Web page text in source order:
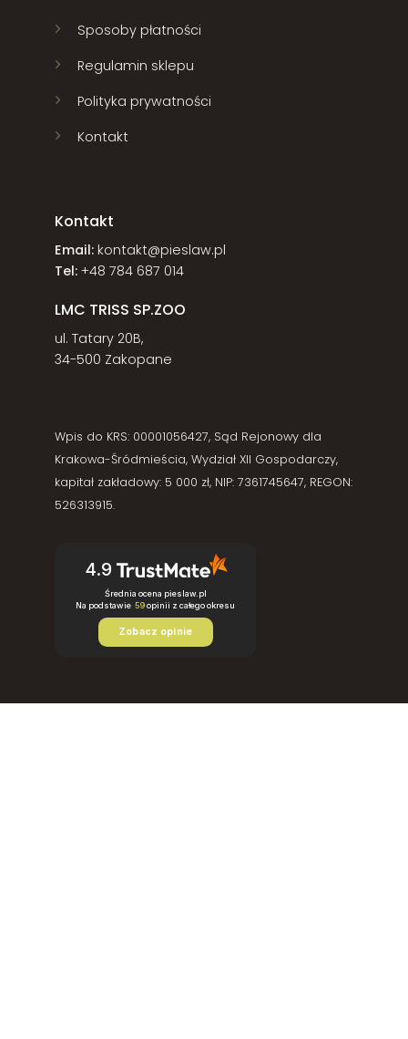
Sposoby płatności
Regulamin sklepu
Polityka prywatności
Kontakt
Kontakt
Email: kontakt@pieslaw.pl
Tel: +48 784 687 014
LMC TRISS SP.ZOO
ul. Tatary 20B,
34-500 Zakopane
Wpis do KRS: 00001056427, Sąd Rejonowy dla
Krakowa-Śródmieścia, Wydział XII Gospodarczy,
kapitał zakładowy: 5 000 zł, NIP: 7361745647, REGON:
526313915.
4.9
Średnia ocena pieslaw.pl
Na podstawie 59opinii z całego okresu
Zobacz opinie